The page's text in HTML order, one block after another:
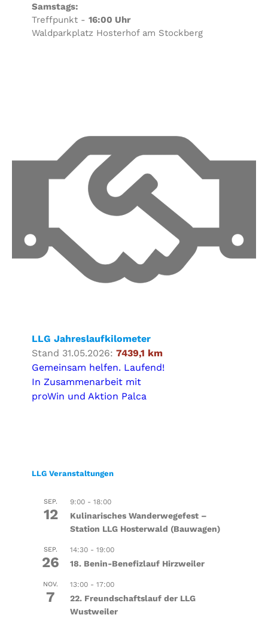
Samstags:
Treffpunkt - 16:00 Uhr
Waldparkplatz Hosterhof am Stockberg
LLG Jahreslaufkilometer
Stand 31.05.2026: 7439,1 km
Gemeinsam helfen. Laufend!
In Zusammenarbeit mit
proWin und Aktion Palca
LLG Veranstaltungen
SEP.
12
9:00- 18:00
Kulinarisches Wanderwegefest –
Station LLG Hosterwald (Bauwagen)
SEP.
26
14:30- 19:00
18. Benin-Benefizlauf Hirzweiler
NOV.
7
13:00- 17:00
22. Freundschaftslauf der LLG
Wustweiler